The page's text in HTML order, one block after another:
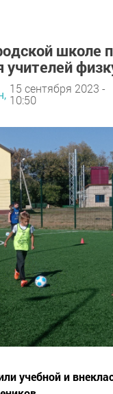
школе
учителей
15 сентября 2023 -
10:50
учебной и